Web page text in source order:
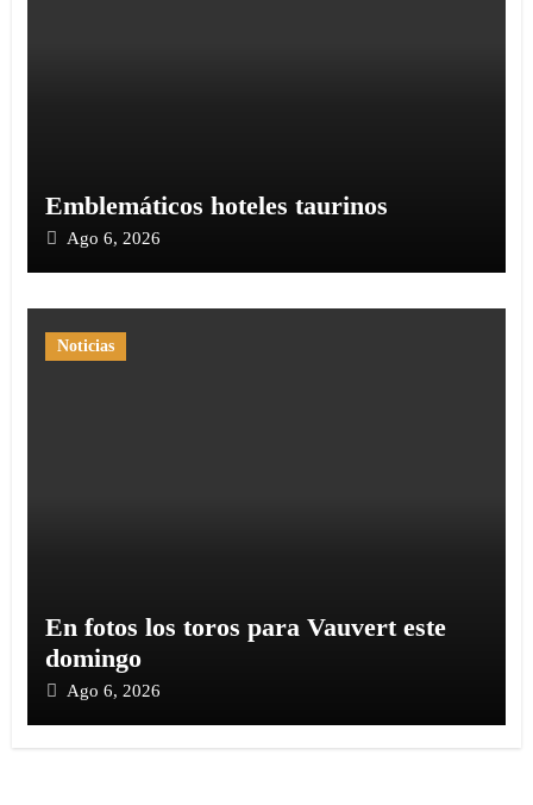
Emblemáticos hoteles taurinos
Ago 6, 2026
Noticias
En fotos los toros para Vauvert este
domingo
Ago 6, 2026